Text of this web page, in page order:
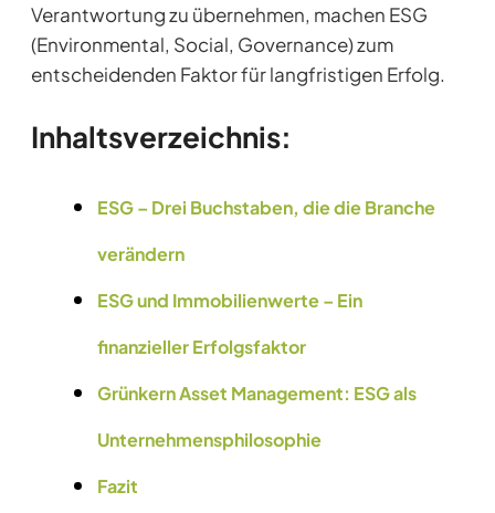
Verantwortung zu übernehmen, machen ESG
(Environmental, Social, Governance) zum
entscheidenden Faktor für langfristigen Erfolg.
Inhaltsverzeichnis:
ESG – Drei Buchstaben, die die Branche
verändern
ESG und Immobilienwerte – Ein
finanzieller Erfolgsfaktor
Grünkern Asset Management: ESG als
Unternehmensphilosophie
Fazit